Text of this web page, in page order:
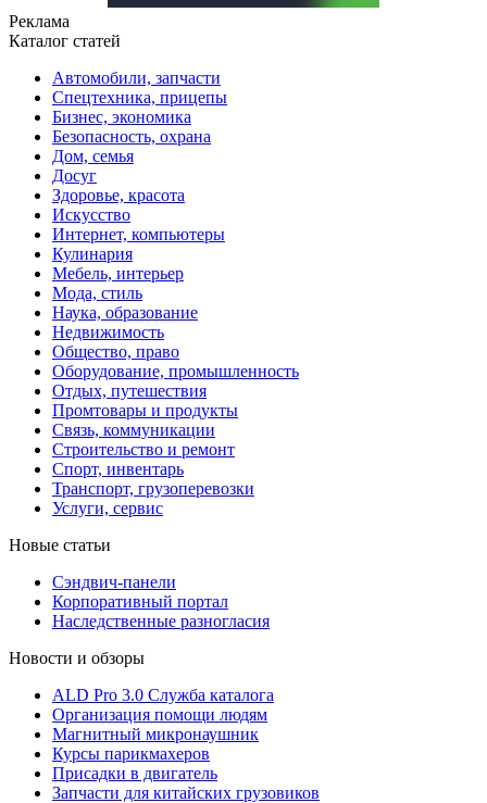
Реклама
Каталог статей
Автомобили, запчасти
Спецтехника, прицепы
Бизнес, экономика
Безопасность, охрана
Дом, семья
Досуг
Здоровье, красота
Искусство
Интернет, компьютеры
Кулинария
Мебель, интерьер
Мода, стиль
Наука, образование
Недвижимость
Общество, право
Оборудование, промышленность
Отдых, путешествия
Промтовары и продукты
Связь, коммуникации
Строительство и ремонт
Cпорт, инвентарь
Транспорт, грузоперевозки
Услуги, сервис
Новые статьи
Сэндвич-панели
Корпоративный портал
Наследственные разногласия
Новости и обзоры
ALD Pro 3.0 Служба каталога
Организация помощи людям
Магнитный микронаушник
Курсы парикмахеров
Присадки в двигатель
Запчасти для китайских грузовиков